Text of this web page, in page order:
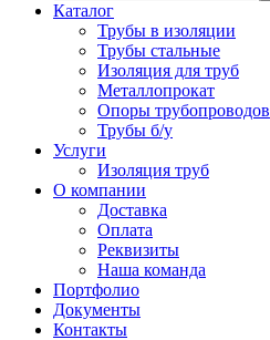
Каталог
Трубы в изоляции
Трубы стальные
Изоляция для труб
Металлопрокат
Опоры трубопроводов
Трубы б/у
Услуги
Изоляция труб
О компании
Доставка
Оплата
Реквизиты
Наша команда
Портфолио
Документы
Контакты